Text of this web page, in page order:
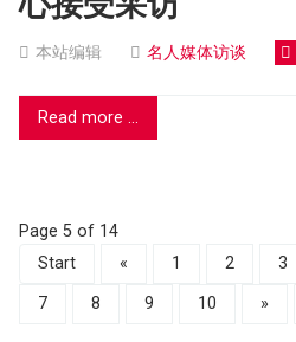
本站编辑 名人媒体访谈
Read more ...
Page 5 of 14
Start
« 1 2 3
7
8 9 10 »